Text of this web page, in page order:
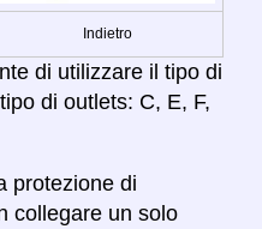
Indietro
di utilizzare il tipo di
di outlets: C, E, F,
protezione di
collegare un solo